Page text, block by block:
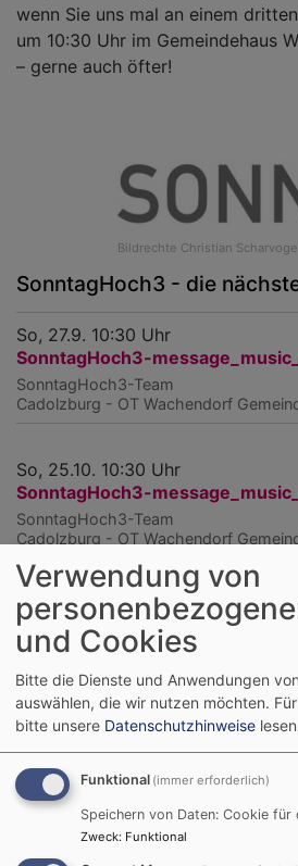
wenn Sie uns mal an einem
um 10:30 Uhr im Gemeindehaus
– gerne auch öfter!
Bildrechte Christian
SonntagHoch3 - die
So, 27.9. 10:30 Uhr
SonntagHoch3-
SonntagHoch3-Team
Cadolzburg - OT Wachendorf
So, 25.10. 10:30 Uhr
SonntagHoch3-
SonntagHoch3-Team
Cadolzburg - OT Wachendorf
So, 22.11. 10:30 Uhr
SonntagHoch3-
SonntagHoch3-Team
Cadolzburg - OT Wachendorf
So, 20.12. 10:30 Uhr
SonntagHoch3-Team
Cadolzburg - OT Wachendorf
Verwendung von
und Cookies
Bitte die Dienste und Anwendungen
auswählen, die wir nutzen möchten.
bitte unsere Datenschutzhinweise
Funktional (immer erforderlich)
Speichern von Daten: Cookie für
Zweck: Funktional